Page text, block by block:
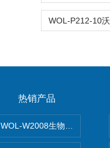
热销产品
WOL-W2008生物制药GMP